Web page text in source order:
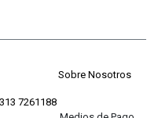
68#92-22
Sobre Nosotros
313 7261188